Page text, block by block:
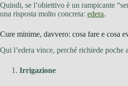
Quindi, se l’obiettivo è un rampicante
una risposta molto concreta: edera.
Cure minime, davvero: cosa fare e cosa
Qui l’edera vince, perché richiede poche
Irrigazione